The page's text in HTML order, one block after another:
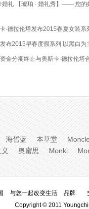
婚礼 【琥珀 · 婚礼秀】—— 您的
·德拉伦塔发布2015春夏女装系
布2015早春度假系列 以黑白为
金分期终止与奥斯卡·德拉伦塔
海皙蓝 本草堂
奥蜜思 Monki
与您一起改变生活 品牌
Copyright © 2011